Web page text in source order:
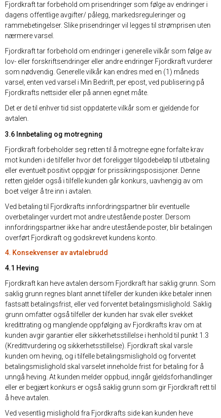
Fjordkraft tar forbehold om prisendringer som følge av endringer i
dagens offentlige avgifter/ pålegg, markedsreguleringer og
rammebetingelser. Slike prisendringer vil legges til strømprisen uten
nærmere varsel.
Fjordkraft tar forbehold om endringer i generelle vilkår som følge av
lov- eller forskriftsendringer eller andre endringer Fjordkraft vurderer
som nødvendig. Generelle vilkår kan endres med en (1) måneds
varsel, enten ved varsel i Min Bedrift, per epost, ved publisering på
Fjordkrafts nettsider eller på annen egnet måte.
Det er de til enhver tid sist oppdaterte vilkår som er gjeldende for
avtalen.
3.6 Innbetaling og motregning
Fjordkraft forbeholder seg retten til å motregne egne forfalte krav
mot kunden i de tilfeller hvor det foreligger tilgodebeløp til utbetaling
eller eventuelt positivt oppgjør for prissikringsposisjoner. Denne
retten gjelder også i tilfelle kunden går konkurs, uavhengig av om
boet velger å tre inn i avtalen.
Ved betaling til Fjordkrafts innfordringspartner blir eventuelle
overbetalinger vurdert mot andre utestående poster. Dersom
innfordringspartner ikke har andre utestående poster, blir betalingen
overført Fjordkraft og godskrevet kundens konto.
4. Konsekvenser av avtalebrudd
4.1 Heving
Fjordkraft kan heve avtalen dersom Fjordkraft har saklig grunn. Som
saklig grunn regnes blant annet tilfeller der kunden ikke betaler innen
fastsatt betalingsfrist, eller ved forventet betalingsmislighold. Saklig
grunn omfatter også tilfeller der kunden har svak eller svekket
kredittrating og manglende oppfølging av Fjordkrafts krav om at
kunden avgir garantier eller sikkerhetsstillelse i henhold til punkt 1.3
(Kredittvurdering og sikkerhetsstillelse). Fjordkraft skal varsle
kunden om heving, og i tilfelle betalingsmislighold og forventet
betalingsmislighold skal varselet inneholde frist for betaling for å
unngå heving. At kunden melder oppbud, inngår gjeldsforhandlinger
eller er begjært konkurs er også saklig grunn som gir Fjordkraft rett til
å heve avtalen.
Ved vesentlig mislighold fra Fjordkrafts side kan kunden heve